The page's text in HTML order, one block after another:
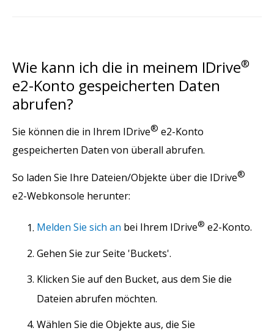
Wie kann ich die in meinem IDrive®
e2-Konto gespeicherten Daten
abrufen?
Sie können die in Ihrem IDrive® e2-Konto
gespeicherten Daten von überall abrufen.
So laden Sie Ihre Dateien/Objekte über die IDrive®
e2-Webkonsole herunter:
Melden Sie sich an bei Ihrem IDrive® e2-Konto.
Gehen Sie zur Seite 'Buckets'.
Klicken Sie auf den Bucket, aus dem Sie die
Dateien abrufen möchten.
Wählen Sie die Objekte aus, die Sie